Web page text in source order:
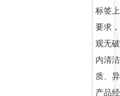
标签
要求
观无
内清
质、
产品